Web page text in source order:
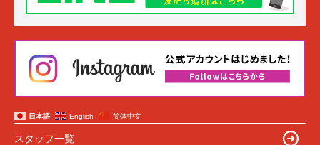
日本語 English 简体中文
スタッフ一覧